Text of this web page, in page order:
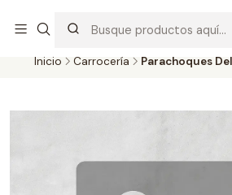
probados con altos estándares de calidad.
Inicio Carrocería Parachoques